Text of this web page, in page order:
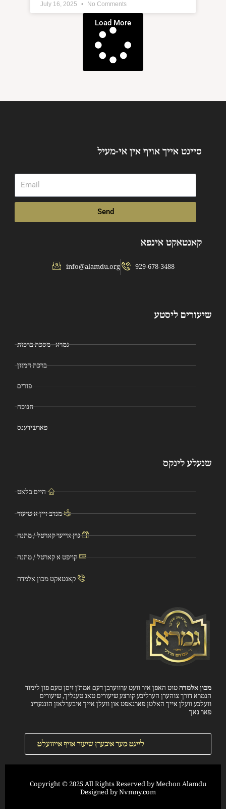
July 16, 2025 No Comments
Load More
סיינט אייך אויף אין אי-מעיל
Email
Send
קאנטאקט אינפא
info@alamdu.org 929-678-3488
שיעורים ליסטע
גמרא - מסכת ברכות
ברכת המזון
פורים
חנוכה
פארשידענס
שנעלע לינקס
היים בלאט
מנדב זיין א שיעור
נוץ אייער קארטל / מתנה
קויפט א קארטל / מתנה
קאנטאקט מכון אלמדה
מכון אלמדהטוט האפן איר וועט ערווערבן דעם אמת’ן זיסן טעם פון לימוד
הגמרא דורך צוהערן הערליכע קורצע שיעורים טאג טעגליך, שיעורים
וועלכע וועלן אייך האלטן פארגאפט און וועלן אייך איבערלאזן הונגעריג
פאר נאך
ליינט מער איבערן שיעור אויף אייוועלט
Copyright © 2025 All Rights Reserved by Mechon Alamdu
Designed byNvmny.com